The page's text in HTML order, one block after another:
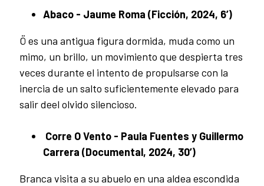
Abaco - Jaume Roma (Ficción, 2024, 6’)
Ö es una antigua figura dormida, muda como un
mimo, un brillo, un movimiento que despierta tres
veces durante el intento de propulsarse con la
inercia de un salto suficientemente elevado para
salir deel olvido silencioso.
Corre O Vento - Paula Fuentes y Guillermo
Carrera (Documental, 2024, 30’)
Branca visita a su abuelo en una aldea escondida